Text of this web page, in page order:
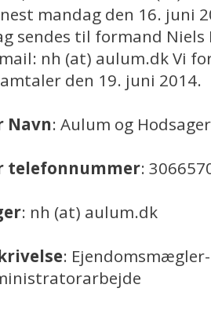
mandag den 16. juni
sendes til formand Niels
nh (at) aulum.dk Vi
den 19. juni 2014.
Navn: Aulum og
telefonnummer:
: nh (at) aulum.dk
: